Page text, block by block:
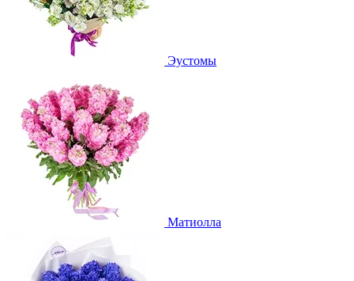
Эустомы
Матиолла